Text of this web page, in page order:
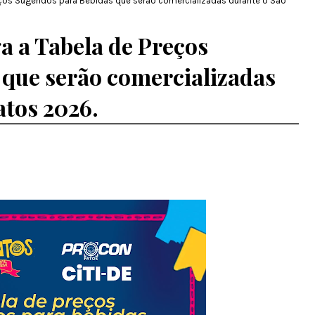
a Tabela de Preços
serão comercializadas
2026.